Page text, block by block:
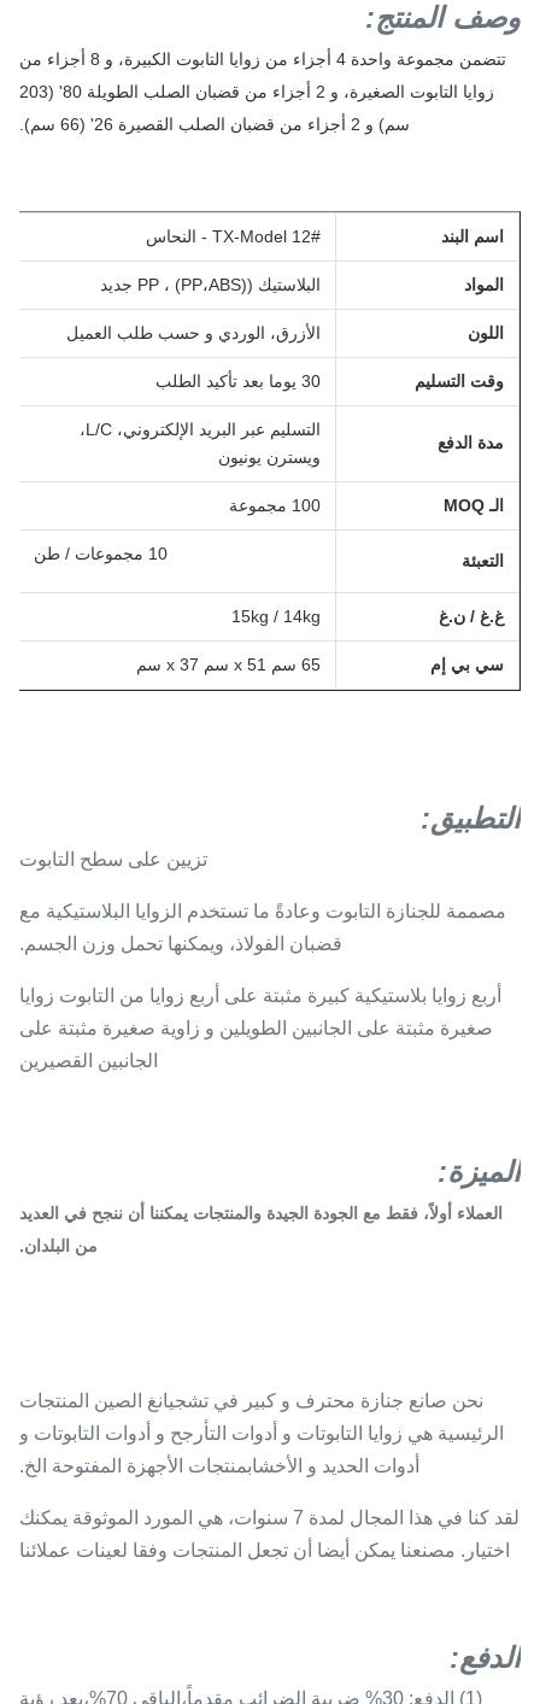
وصف المنتج:
تتضمن مجموعة واحدة 4 أجزاء من زوايا التابوت الكبيرة، و 8 أجزاء من
زوايا التابوت الصغيرة، و 2 أجزاء من قضبان الصلب الطويلة 80' (203
سم) و 2 أجزاء من قضبان الصلب القصيرة 26' (66 سم).
اسم البند TX-Model 12# - النحاس
المواد البلاستيك ((PP،ABS) ، PP جديد
اللون الأزرق، الوردي و حسب طلب العميل
وقت التسليم 30 يوما بعد تأكيد الطلب
مدة الدفع
التسليم عبر البريد الإلكتروني، L/C،
ويسترن يونيون
الـ MOQ 100 مجموعة
التعبئة 10 مجموعات / طن
غ.غ / ن.غ 15kg / 14kg
سي بي إم 65 سم x 51 سم x 37 سم
التطبيق:
تزيين على سطح التابوت
مصممة للجنازة التابوت وعادةً ما تستخدم الزوايا البلاستيكية مع
قضبان الفولاذ، ويمكنها تحمل وزن الجسم.
أربع زوايا بلاستيكية كبيرة مثبتة على أربع زوايا من التابوت زوايا
صغيرة مثبتة على الجانبين الطويلين و زاوية صغيرة مثبتة على
الجانبين القصيرين
الميزة:
العملاء أولاً، فقط مع الجودة الجيدة والمنتجات يمكننا أن ننجح في العديد
من البلدان.
نحن صانع جنازة محترف و كبير في تشجيانغ الصين المنتجات
الرئيسية هي زوايا التابوتات و أدوات التأرجح و أدوات التابوتات و
أدوات الحديد و الأخشابمنتجات الأجهزة المفتوحة الخ.
لقد كنا في هذا المجال لمدة 7 سنوات، هي المورد الموثوقة يمكنك
اختيار. مصنعنا يمكن أيضا أن تجعل المنتجات وفقا لعينات عملائنا
الدفع:
(1) الدفع: 30% ضريبة الضرائب مقدماً،الباقي 70%،بعد رؤية